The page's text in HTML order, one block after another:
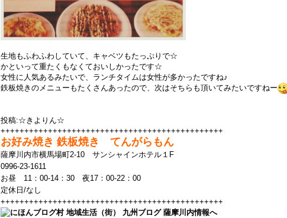
生地もふわふわしていて、キャベツもたっぷりで☆
かといって重たくもなくておいしかったです☆
女性に人気あるみたいで、ランチタイムは女性が多かったですね♪
鉄板焼きのメニューもたくさんあったので、次はそちらも頂いてみたいですねー
投稿:☆きよりん☆
+++++++++++++++++++++++++++++++++++++++++++++++
お好み焼き 鉄板焼き てんがらもん
薩摩川内市横馬場町2-10 サンシャインホテル１F
0996-23-1611
お昼 11：00-14：30 夜17：00-22：00
定休日/なし
+++++++++++++++++++++++++++++++++++++++++++++++